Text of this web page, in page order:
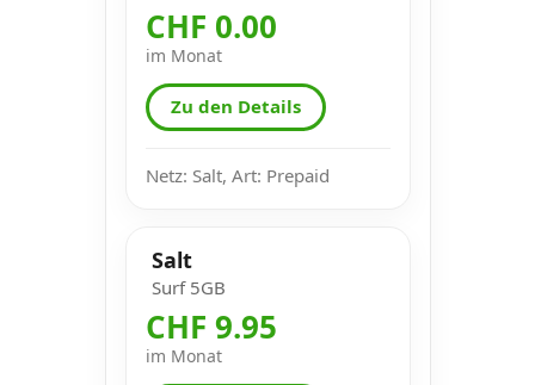
CHF 0.00
im Monat
Zu den Details
Netz: Salt, Art: Prepaid
Salt
Surf 5GB
CHF 9.95
im Monat